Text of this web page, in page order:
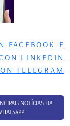
NOTÍCIAS DA